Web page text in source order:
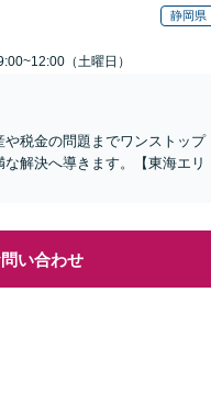
静岡県
（土曜日）
や税金の問題までワンストップ
解決へ導きます。【東海エリ
い合わせ